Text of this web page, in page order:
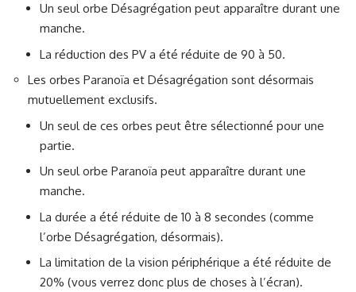
Un seul orbe Désagrégation peut apparaître durant une
manche.
La réduction des PV a été réduite de 90 à 50.
Les orbes Paranoïa et Désagrégation sont désormais
mutuellement exclusifs.
Un seul de ces orbes peut être sélectionné pour une
partie.
Un seul orbe Paranoïa peut apparaître durant une
manche.
La durée a été réduite de 10 à 8 secondes (comme
l’orbe Désagrégation, désormais).
La limitation de la vision périphérique a été réduite de
20% (vous verrez donc plus de choses à l’écran).